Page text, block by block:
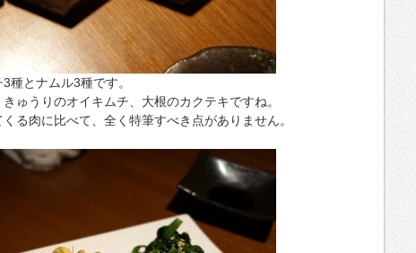
種とナムル3種です。
ゅうりのオイキムチ、大根のカクテキですね。
る肉に比べて、全く特筆すべき点がありません。